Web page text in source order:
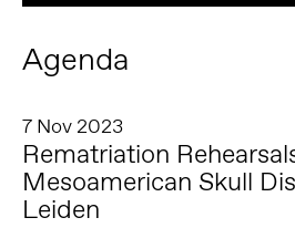
Agenda
7 Nov 2023
Rematriation
Mesoamerican Skull
Leiden